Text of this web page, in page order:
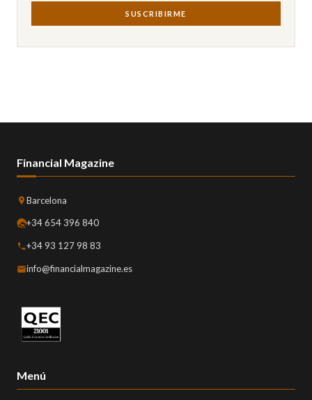
SUSCRIBIRME
Financial Magazine
Barcelona
+34 654 396 840
+34 93 127 98 83
info@financialmagazine.es
Menú